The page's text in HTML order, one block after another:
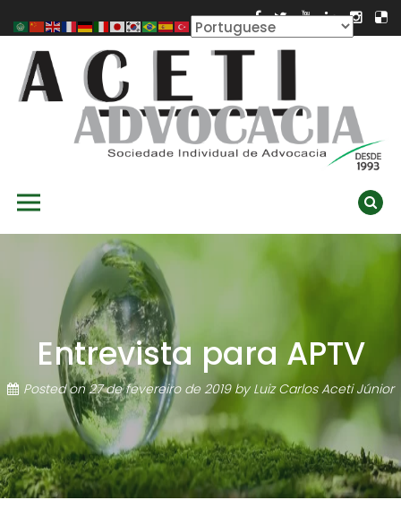
to
content
Entrevista para APTV
Posted on27 de fevereiro de 2019by Luiz Carlos Aceti Júnior